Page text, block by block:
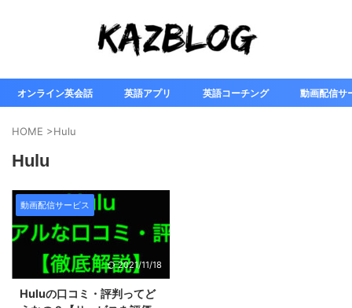
オンライン英会話 英語アプリ 英語コーチング 動画配信サ
HOME >Hulu
Hulu
動画配信サービス
2021/11/18
Huluの口コミ・評判ってど